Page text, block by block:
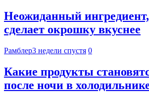
Неожиданный
сделает окрошку вкуснее
Рамблер3 недели спустя 0
Какие продукты
после ночи в